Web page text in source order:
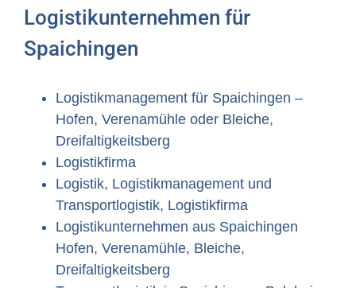
Logistikunternehmen für
Spaichingen
Logistikmanagement für Spaichingen –
Hofen, Verenamühle oder Bleiche,
Dreifaltigkeitsberg
Logistikfirma
Logistik, Logistikmanagement und
Transportlogistik, Logistikfirma
Logistikunternehmen aus Spaichingen
Hofen, Verenamühle, Bleiche,
Dreifaltigkeitsberg